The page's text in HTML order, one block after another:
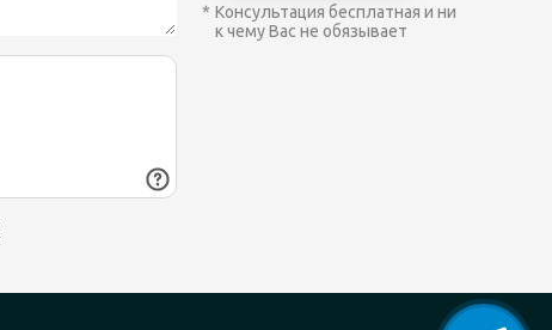
Консультация бесплатная и ни
к чему Вас не обязывает